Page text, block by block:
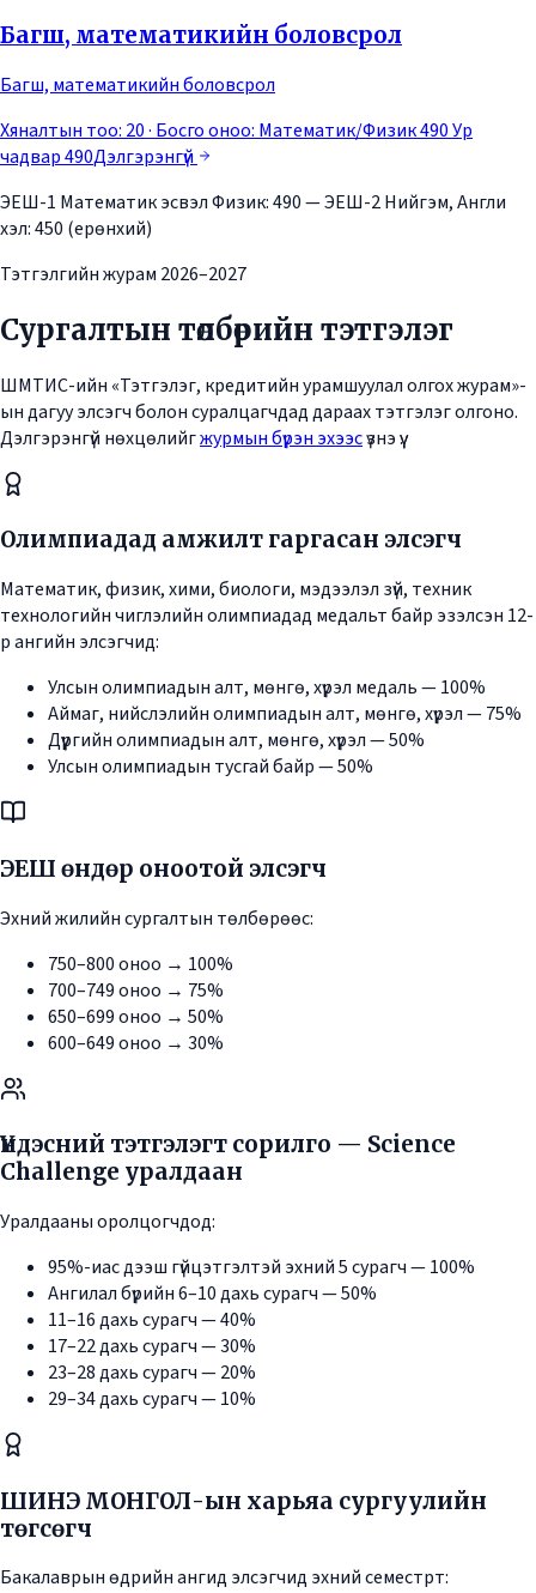
Багш, математикийн боловсрол
Багш, математикийн боловсрол
Хяналтын тоо: 20· Босго оноо: Математик/Физик 490 Ур
чадвар 490Дэлгэрэнгүй
ЭЕШ-1 Математик эсвэл Физик: 490 — ЭЕШ-2 Нийгэм, Англи
хэл: 450 (ерөнхий)
Тэтгэлгийн журам 2026–2027
Сургалтын төлбөрийн тэтгэлэг
ШМТИС-ийн «Тэтгэлэг, кредитийн урамшуулал олгох журам»-
ын дагуу элсэгч болон суралцагчдад дараах тэтгэлэг олгоно.
Дэлгэрэнгүй нөхцөлийгжурмын бүрэн эхээсүзнэ үү.
Олимпиадад амжилт гаргасан элсэгч
Математик, физик, хими, биологи, мэдээлэл зүй, техник
технологийн чиглэлийн олимпиадад медальт байр эзэлсэн 12-
р ангийн элсэгчид:
Улсын олимпиадын алт, мөнгө, хүрэл медаль — 100%
Аймаг, нийслэлийн олимпиадын алт, мөнгө, хүрэл — 75%
Дүүргийн олимпиадын алт, мөнгө, хүрэл — 50%
Улсын олимпиадын тусгай байр — 50%
ЭЕШ өндөр оноотой элсэгч
Эхний жилийн сургалтын төлбөрөөс:
750–800 оноо → 100%
700–749 оноо → 75%
650–699 оноо → 50%
600–649 оноо → 30%
Үндэсний тэтгэлэгт сорилго — Science
Challenge уралдаан
Уралдааны оролцогчдод:
95%-иас дээш гүйцэтгэлтэй эхний 5 сурагч — 100%
Ангилал бүрийн 6–10 дахь сурагч — 50%
11–16 дахь сурагч — 40%
17–22 дахь сурагч — 30%
23–28 дахь сурагч — 20%
29–34 дахь сурагч — 10%
ШИНЭ МОНГОЛ-ын харьяа сургуулийн
төгсөгч
Бакалаврын өдрийн ангид элсэгчид эхний семестрт: